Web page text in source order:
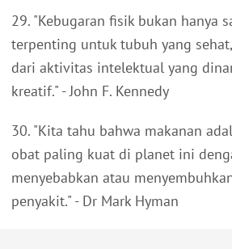
29. "Kebugaran fisik bukan hanya
terpenting untuk tubuh yang
dari aktivitas intelektual yang
kreatif." - John F. Kennedy
30. "Kita tahu bahwa makanan
obat paling kuat di planet ini
menyebabkan atau
penyakit." - Dr Mark Hyman